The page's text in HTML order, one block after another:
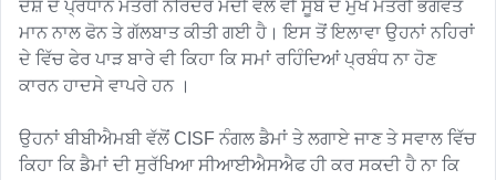
ਦੇਸ਼ ਦੇ ਪ੍ਰਧਾਨ ਮੰਤਰੀ ਨਰਿੰਦਰ ਮੋਦੀ ਵੱਲੋਂ ਵੀ ਸੂਬੇ ਦੇ ਮੁੱਖ ਮੰਤਰੀ ਭਗਵੰਤ
ਮਾਨ ਨਾਲ ਫੋਨ ਤੇ ਗੱਲਬਾਤ ਕੀਤੀ ਗਈ ਹੈ। ਇਸ ਤੋਂ ਇਲਾਵਾ ਉਹਨਾਂ ਨਹਿਰਾਂ
ਦੇ ਵਿੱਚ ਫੇਰ ਪਾੜ ਬਾਰੇ ਵੀ ਕਿਹਾ ਕਿ ਸਮਾਂ ਰਹਿੰਦਿਆਂ ਪ੍ਰਬੰਧ ਨਾ ਹੋਣ
ਕਾਰਨ ਹਾਦਸੇ ਵਾਪਰੇ ਹਨ ।
ਉਹਨਾਂ ਬੀਬੀਐਮਬੀ ਵੱਲੋਂ CISF ਨੰਗਲ ਡੈਮਾਂ ਤੇ ਲਗਾਏ ਜਾਣ ਤੇ ਸਵਾਲ ਵਿੱਚ
ਕਿਹਾ ਕਿ ਡੈਮਾਂ ਦੀ ਸੁਰੱਖਿਆ ਸੀਆਈਐਸਐਫ ਹੀ ਕਰ ਸਕਦੀ ਹੈ ਨਾ ਕਿ